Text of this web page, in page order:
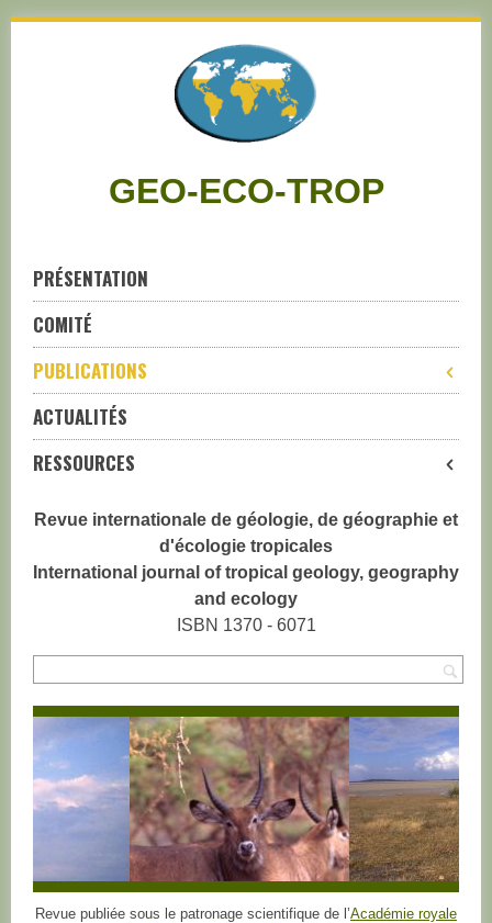
GEO-ECO-TROP
PRÉSENTATION
COMITÉ
PUBLICATIONS
ACTUALITÉS
RESSOURCES
Revue internationale de géologie, de géographie et
d'écologie tropicales
International journal of tropical geology, geography
and ecology
ISBN 1370 - 6071
Revue publiée sous le patronage scientifique de l’Académie royale